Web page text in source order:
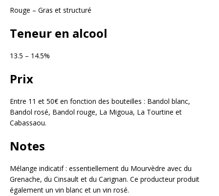
Rouge – Gras et structuré
Teneur en alcool
13.5 – 14.5%
Prix
Entre 11 et 50€ en fonction des bouteilles : Bandol blanc,
Bandol rosé, Bandol rouge, La Migoua, La Tourtine et
Cabassaou.
Notes
Mélange indicatif : essentiellement du Mourvèdre avec du
Grenache, du Cinsault et du Carignan. Ce producteur produit
également un vin blanc et un vin rosé.